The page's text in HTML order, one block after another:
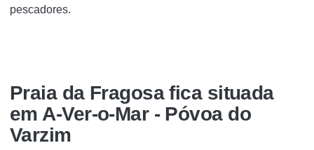
pescadores.
Praia da Fragosa fica situada
em A-Ver-o-Mar - Póvoa do
Varzim